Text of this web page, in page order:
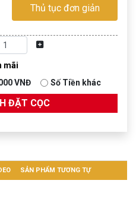
Thủ tục đơn giản
mãi
VNĐ Số Tiền khác
ĐẶT CỌC
SẢN PHẨM TƯƠNG TỰ